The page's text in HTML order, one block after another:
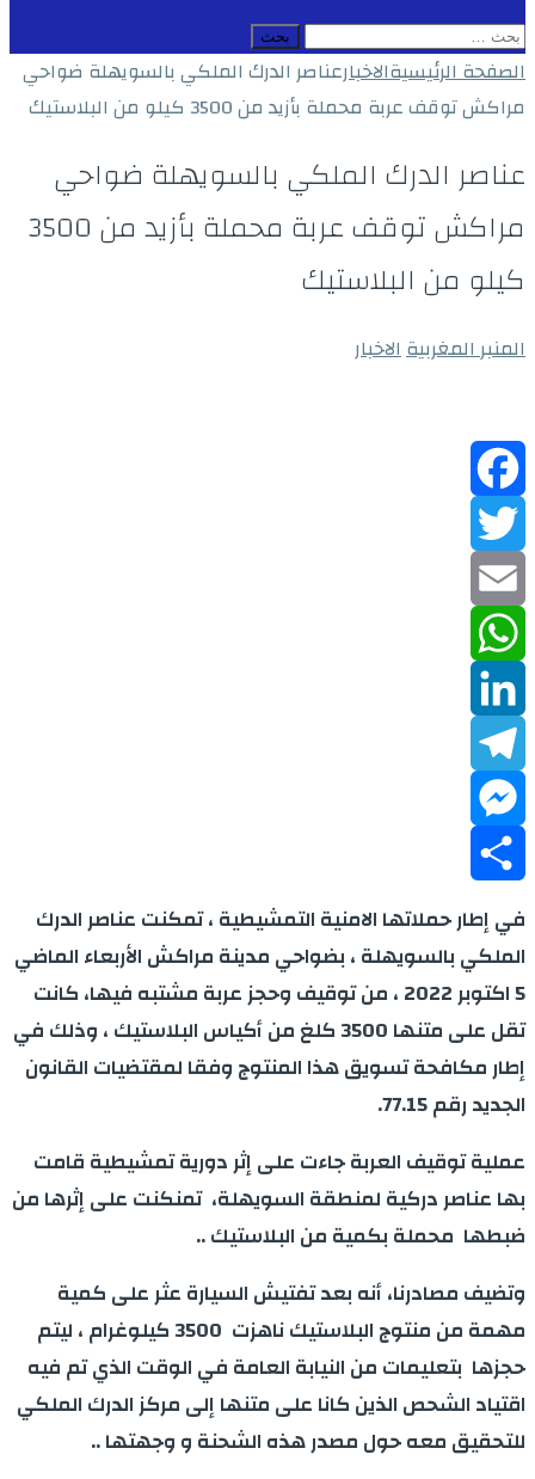
البحث
عن:
الصفحة الرئيسيةالاخبارعناصر الدرك الملكي بالسويهلة ضواحي
مراكش توقف عربة محملة بأزيد من 3500 كيلو من البلاستيك
عناصر الدرك الملكي بالسويهلة ضواحي
مراكش توقف عربة محملة بأزيد من 3500
كيلو من البلاستيك
المنبر المغربيةالاخبار
Facebook
Twitter
Email
WhatsApp
LinkedIn
Telegram
Messenger
Share
في إطار حملاتها الامنية التمشيطية ، تمكنت عناصر الدرك
الملكي بالسويهلة ، بضواحي مدينة مراكش الأربعاء الماضي
5 اكتوبر 2022 ، من توقيف وحجز عربة مشتبه فيها، كانت
تقل على متنها 3500 كلغ من أكياس البلاستيك ، وذلك في
إطار مكافحة تسويق هذا المنتوج وفقا لمقتضيات القانون
الجديد رقم 77.15.
عملية توقيف العربة جاءت على إثر دورية تمشيطية قامت
بها عناصر دركية لمنطقة السويهلة، تمنكنت على إثرها من
ضبطها محملة بكمية من البلاستيك ..
وتضيف مصادرنا، أنه بعد تفتيش السيارة عثر على كمية
مهمة من منتوج البلاستيك ناهزت 3500 كيلوغرام ، ليتم
حجزها بتعليمات من النيابة العامة في الوقت الذي تم فيه
اقتياد الشحص الذين كانا على متنها إلى مركز الدرك الملكي
للتحقيق معه حول مصدر هذه الشحنة و وجهتها ..